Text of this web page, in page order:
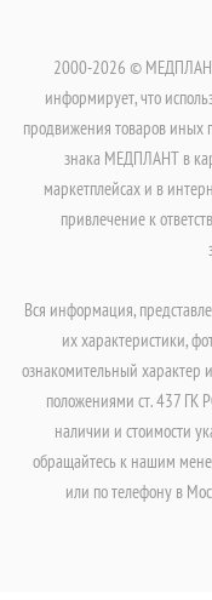
2000-2026 ©
информирует, что
продвижения товаров иных
знака МЕДПЛАНТ в
маркетплейсах и в
привлечение к
Вся информация,
их характеристики,
ознакомительный характер
положениями ст. 437 ГК
наличии и стоимости
обращайтесь к нашим
или по телефону в